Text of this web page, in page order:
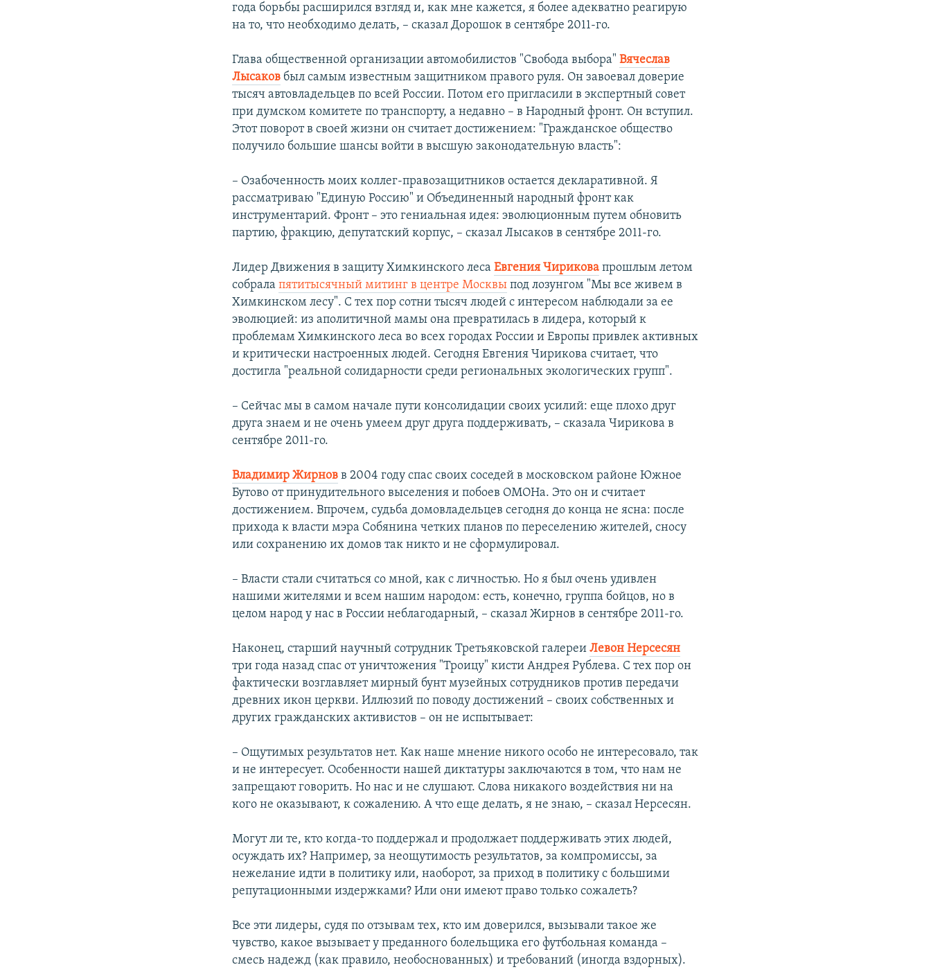
года борьбы расширился взгляд и, как мне кажется, я более адекватно реагирую
на то, что необходимо делать, – сказал Дорошок в сентябре 2011-го.
Глава общественной организации автомобилистов "Свобода выбора"Вячеслав
Лысаков был самым известным защитником правого руля. Он завоевал доверие
тысяч автовладельцев по всей России. Потом его пригласили в экспертный совет
при думском комитете по транспорту, а недавно – в Народный фронт. Он вступил.
Этот поворот в своей жизни он считает достижением: "Гражданское общество
получило большие шансы войти в высшую законодательную власть":
– Озабоченность моих коллег-правозащитников остается декларативной. Я
рассматриваю "Единую Россию" и Объединенный народный фронт как
инструментарий. Фронт – это гениальная идея: эволюционным путем обновить
партию, фракцию, депутатский корпус, – сказал Лысаков в сентябре 2011-го.
Лидер Движения в защиту Химкинского лесаЕвгения Чирикова прошлым летом
собралапятитысячный митинг в центре Москвы под лозунгом "Мы все живем в
Химкинском лесу". С тех пор сотни тысяч людей c интересом наблюдали за ее
эволюцией: из аполитичной мамы она превратилась в лидера, который к
проблемам Химкинского леса во всех городах России и Европы привлек активных
и критически настроенных людей. Сегодня Евгения Чирикова считает, что
достигла "реальной солидарности среди региональных экологических групп".
– Сейчас мы в самом начале пути консолидации своих усилий: еще плохо друг
друга знаем и не очень умеем друг друга поддерживать, – сказала Чирикова в
сентябре 2011-го.
Владимир Жирнов в 2004 году спас своих соседей в московском районе Южное
Бутово от принудительного выселения и побоев ОМОНа. Это он и считает
достижением. Впрочем, судьба домовладельцев сегодня до конца не ясна: после
прихода к власти мэра Собянина четких планов по переселению жителей, сносу
или сохранению их домов так никто и не сформулировал.
– Власти стали считаться со мной, как с личностью. Но я был очень удивлен
нашими жителями и всем нашим народом: есть, конечно, группа бойцов, но в
целом народ у нас в России неблагодарный, – сказал Жирнов в сентябре 2011-го.
Наконец, старший научный сотрудник Третьяковской галереиЛевон Нерсесян
три года назад спас от уничтожения "Троицу" кисти Андрея Рублева. С тех пор он
фактически возглавляет мирный бунт музейных сотрудников против передачи
древних икон церкви. Иллюзий по поводу достижений – своих собственных и
других гражданских активистов – он не испытывает:
– Ощутимых результатов нет. Как наше мнение никого особо не интересовало, так
и не интересует. Особенности нашей диктатуры заключаются в том, что нам не
запрещают говорить. Но нас и не слушают. Слова никакого воздействия ни на
кого не оказывают, к сожалению. А что еще делать, я не знаю, – сказал Нерсесян.
Могут ли те, кто когда-то поддержал и продолжает поддерживать этих людей,
осуждать их? Например, за неощутимость результатов, за компромиссы, за
нежелание идти в политику или, наоборот, за приход в политику с большими
репутационными издержками? Или они имеют право только сожалеть?
Все эти лидеры, судя по отзывам тех, кто им доверился, вызывали такое же
чувство, какое вызывает у преданного болельщика его футбольная команда –
смесь надежд (как правило, необоснованных) и требований (иногда вздорных).